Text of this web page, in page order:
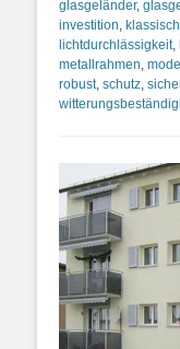
glasgeländer,
investition,
lichtdurchlässigkeit,
metallrahmen,
robust, schutz,